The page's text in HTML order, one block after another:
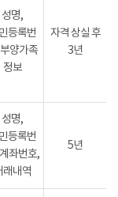
성명,
등록번
양가족
정보
자격 상실 후
3년
성명,
등록번
좌번호,
래내역
5년